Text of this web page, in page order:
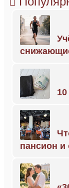
пансион и